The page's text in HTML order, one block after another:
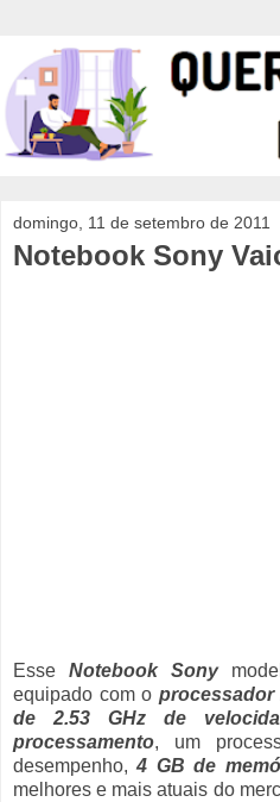
domingo, 11 de setembro de 2011
Notebook Sony
Esse Notebook Sony
equipado com o
de 2.53 GHz de
processamento, um
desempenho,4 GB de
melhores e mais atuais do